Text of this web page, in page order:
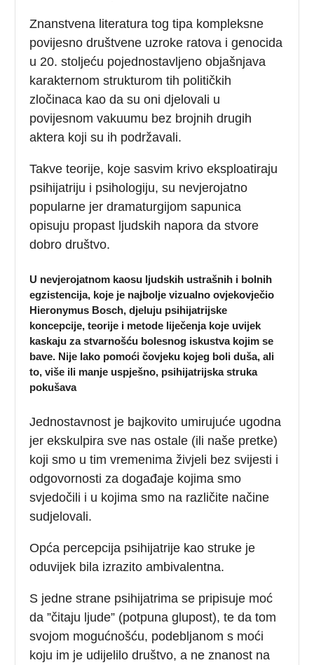
Znanstvena literatura tog tipa kompleksne
povijesno društvene uzroke ratova i genocida
u 20. stoljeću pojednostavljeno objašnjava
karakternom strukturom tih političkih
zločinaca kao da su oni djelovali u
povijesnom vakuumu bez brojnih drugih
aktera koji su ih podržavali.
Takve teorije, koje sasvim krivo eksploatiraju
psihijatriju i psihologiju, su nevjerojatno
popularne jer dramaturgijom sapunica
opisuju propast ljudskih napora da stvore
dobro društvo.
U nevjerojatnom kaosu ljudskih ustrašnih i bolnih
egzistencija, koje je najbolje vizualno ovjekovječio
Hieronymus Bosch, djeluju psihijatrijske
koncepcije, teorije i metode liječenja koje uvijek
kaskaju za stvarnošću bolesnog iskustva kojim se
bave. Nije lako pomoći čovjeku kojeg boli duša, ali
to, više ili manje uspješno, psihijatrijska struka
pokušava
Jednostavnost je bajkovito umirujuće ugodna
jer ekskulpira sve nas ostale (ili naše pretke)
koji smo u tim vremenima živjeli bez svijesti i
odgovornosti za događaje kojima smo
svjedočili i u kojima smo na različite načine
sudjelovali.
Opća percepcija psihijatrije kao struke je
oduvijek bila izrazito ambivalentna.
S jedne strane psihijatrima se pripisuje moć
da ”čitaju ljude” (potpuna glupost), te da tom
svojom mogućnošću, podebljanom s moći
koju im je udijelilo društvo, a ne znanost na